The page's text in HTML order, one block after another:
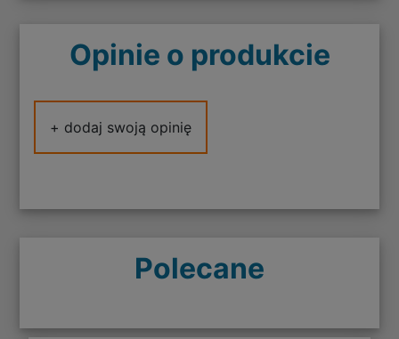
Opinie o produkcie
+ dodaj swoją opinię
Polecane